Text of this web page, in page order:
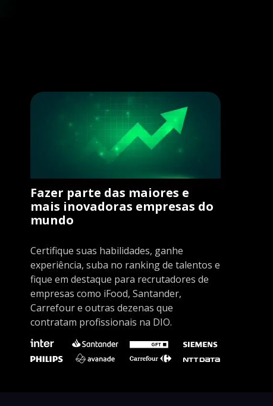
Fazer parte das maiores e
mais inovadoras empresas do
mundo
Certifique suas habilidades, ganhe
experiência, suba no ranking de talentos e
fique em destaque para recrutadores de
empresas como iFood, Santander,
Carrefour e outras dezenas que
contratam profissionais na DIO.